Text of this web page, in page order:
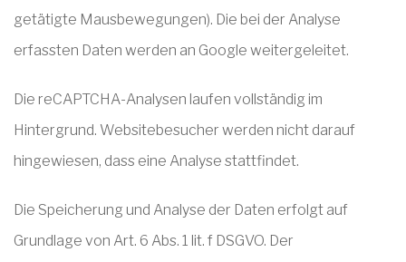
getätigte Mausbewegungen). Die bei der Analyse
erfassten Daten werden an Google weitergeleitet.
Die reCAPTCHA-Analysen laufen vollständig im
Hintergrund. Websitebesucher werden nicht darauf
hingewiesen, dass eine Analyse stattfindet.
Die Speicherung und Analyse der Daten erfolgt auf
Grundlage von Art. 6 Abs. 1 lit. f DSGVO. Der